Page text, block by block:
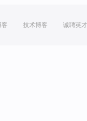
客 技术博客 诚聘英才